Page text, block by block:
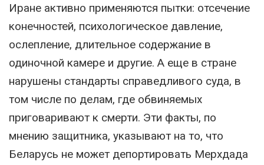
Иране активно применяются пытки: отсечение
конечностей, психологическое давление,
ослепление, длительное содержание в
одиночной камере и другие. А еще в стране
нарушены стандарты справедливого суда, в
том числе по делам, где обвиняемых
приговаривают к смерти. Эти факты, по
мнению защитника, указывают на то, что
Беларусь не может депортировать Мерхдада